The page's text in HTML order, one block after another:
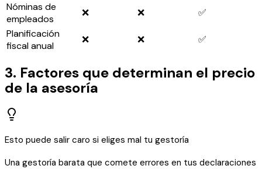
Nóminas de
empleados
❌ ❌
✅
Planificación
fiscal anual
❌ ❌ ✅
3. Factores que determinan el precio
de la asesoría
Esto puede salir caro si eliges mal tu gestoría
Una gestoría barata que comete errores en tus declaraciones